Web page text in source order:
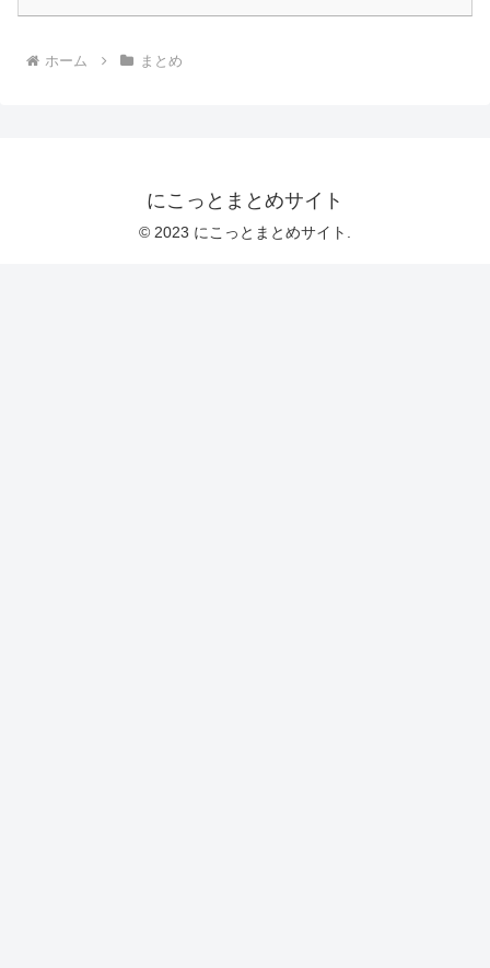
ホーム まとめ
にこっとまとめサイト
© 2023 にこっとまとめサイト.